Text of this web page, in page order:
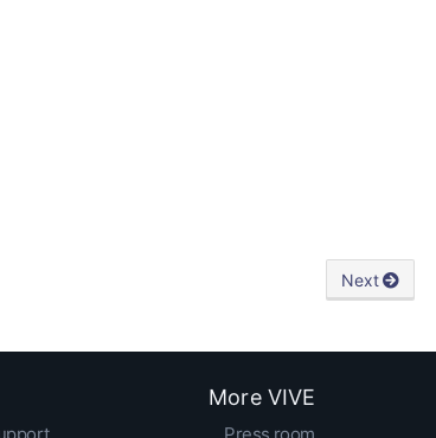
Next
More VIVE